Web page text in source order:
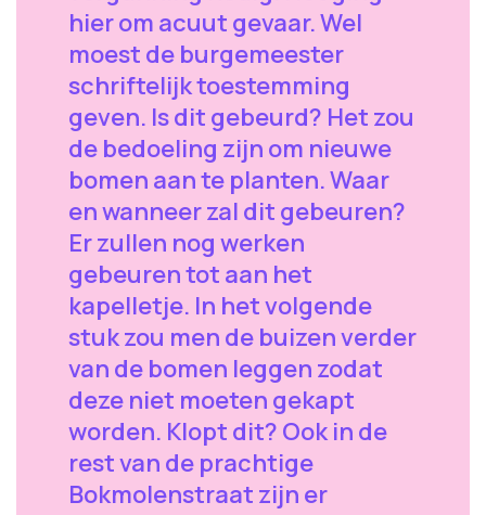
hier om acuut gevaar. Wel
moest de burgemeester
schriftelijk toestemming
geven. Is dit gebeurd? Het zou
de bedoeling zijn om nieuwe
bomen aan te planten. Waar
en wanneer zal dit gebeuren?
Er zullen nog werken
gebeuren tot aan het
kapelletje. In het volgende
stuk zou men de buizen verder
van de bomen leggen zodat
deze niet moeten gekapt
worden. Klopt dit? Ook in de
rest van de prachtige
Bokmolenstraat zijn er